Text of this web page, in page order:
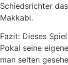
Schiedsrichter
Makkabi.
Fazit: Dieses
Pokal seine
man selten